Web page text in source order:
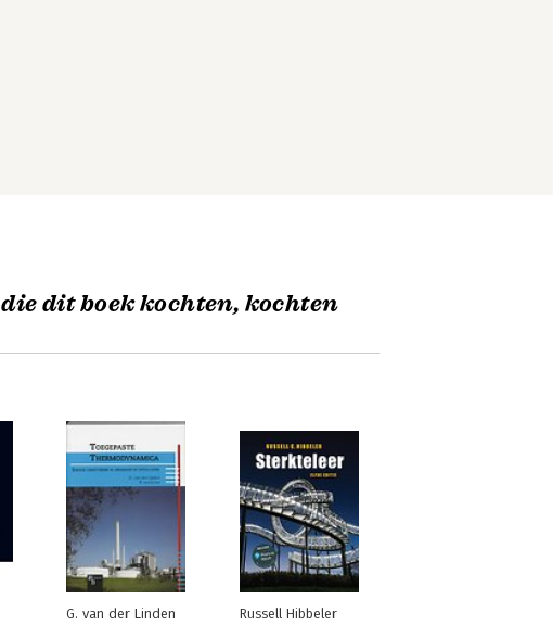
dit boek kochten, kochten
G. van der Linden Russell Hibbeler